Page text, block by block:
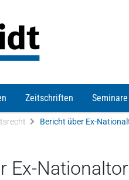
Zeitschriften Seminare
Ex-